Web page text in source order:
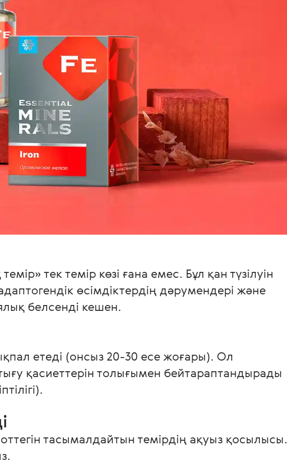
тек темір көзі ғана емес. Бұл қан түзілуін
өсімдіктердің дәрумендері және
белсенді кешен.
етеді (онсыз 20-30 есе жоғары). Ол
қасиеттерін толығымен бейтараптандырады
тасымалдайтын темірдің ақуыз қосылысы.